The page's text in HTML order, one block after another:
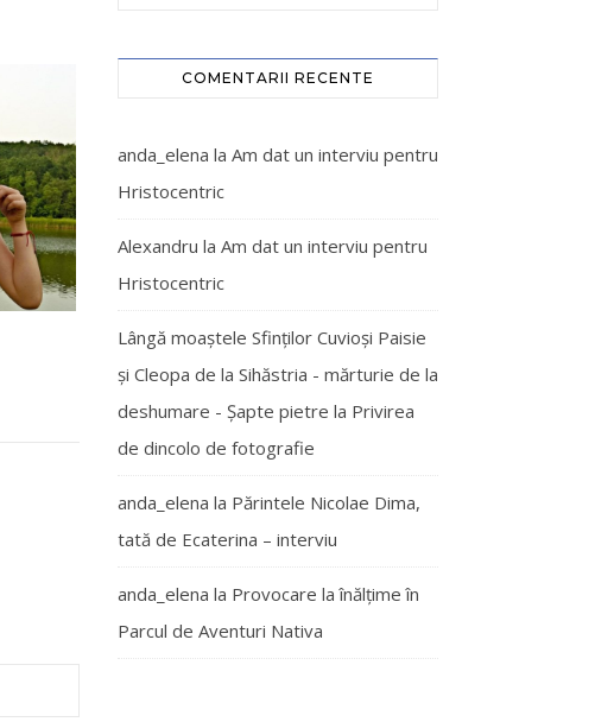
COMENTARII RECENTE
anda_elena la Am dat un interviu pentru
Hristocentric
Alexandru la Am dat un interviu pentru
Hristocentric
Lângă moaștele Sfinților Cuvioși Paisie
și Cleopa de la Sihăstria - mărturie de la
deshumare - Şapte pietre la Privirea
de dincolo de fotografie
anda_elena la Părintele Nicolae Dima,
tată de Ecaterina – interviu
anda_elena la Provocare la înălțime în
Parcul de Aventuri Nativa